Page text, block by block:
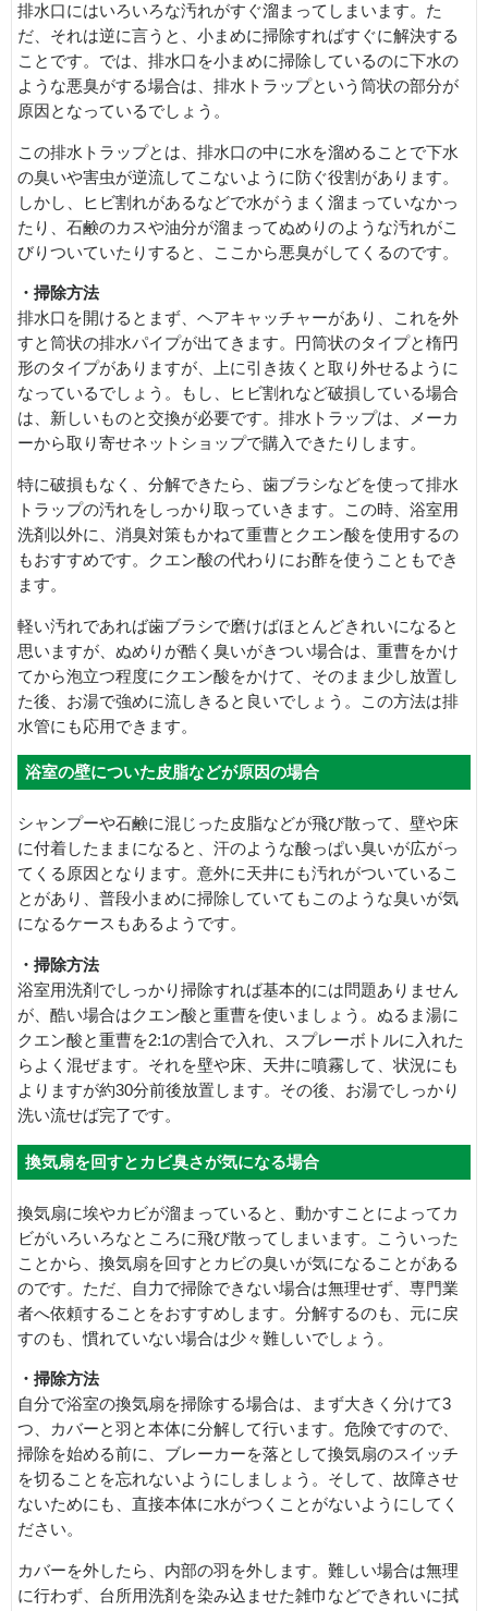
排水口にはいろいろな汚れがすぐ溜まってしまいます。た
だ、それは逆に言うと、小まめに掃除すればすぐに解決する
ことです。では、排水口を小まめに掃除しているのに下水の
ような悪臭がする場合は、排水トラップという筒状の部分が
原因となっているでしょう。
この排水トラップとは、排水口の中に水を溜めることで下水
の臭いや害虫が逆流してこないように防ぐ役割があります。
しかし、ヒビ割れがあるなどで水がうまく溜まっていなかっ
たり、石鹸のカスや油分が溜まってぬめりのような汚れがこ
びりついていたりすると、ここから悪臭がしてくるのです。
・掃除方法
排水口を開けるとまず、ヘアキャッチャーがあり、これを外
すと筒状の排水パイプが出てきます。円筒状のタイプと楕円
形のタイプがありますが、上に引き抜くと取り外せるように
なっているでしょう。もし、ヒビ割れなど破損している場合
は、新しいものと交換が必要です。排水トラップは、メーカ
ーから取り寄せネットショップで購入できたりします。
特に破損もなく、分解できたら、歯ブラシなどを使って排水
トラップの汚れをしっかり取っていきます。この時、浴室用
洗剤以外に、消臭対策もかねて重曹とクエン酸を使用するの
もおすすめです。クエン酸の代わりにお酢を使うこともでき
ます。
軽い汚れであれば歯ブラシで磨けばほとんどきれいになると
思いますが、ぬめりが酷く臭いがきつい場合は、重曹をかけ
てから泡立つ程度にクエン酸をかけて、そのまま少し放置し
た後、お湯で強めに流しきると良いでしょう。この方法は排
水管にも応用できます。
浴室の壁についた皮脂などが原因の場合
シャンプーや石鹸に混じった皮脂などが飛び散って、壁や床
に付着したままになると、汗のような酸っぱい臭いが広がっ
てくる原因となります。意外に天井にも汚れがついているこ
とがあり、普段小まめに掃除していてもこのような臭いが気
になるケースもあるようです。
・掃除方法
浴室用洗剤でしっかり掃除すれば基本的には問題ありません
が、酷い場合はクエン酸と重曹を使いましょう。ぬるま湯に
クエン酸と重曹を2:1の割合で入れ、スプレーボトルに入れた
らよく混ぜます。それを壁や床、天井に噴霧して、状況にも
よりますが約30分前後放置します。その後、お湯でしっかり
洗い流せば完了です。
換気扇を回すとカビ臭さが気になる場合
換気扇に埃やカビが溜まっていると、動かすことによってカ
ビがいろいろなところに飛び散ってしまいます。こういった
ことから、換気扇を回すとカビの臭いが気になることがある
のです。ただ、自力で掃除できない場合は無理せず、専門業
者へ依頼することをおすすめします。分解するのも、元に戻
すのも、慣れていない場合は少々難しいでしょう。
・掃除方法
自分で浴室の換気扇を掃除する場合は、まず大きく分けて3
つ、カバーと羽と本体に分解して行います。危険ですので、
掃除を始める前に、ブレーカーを落として換気扇のスイッチ
を切ることを忘れないようにしましょう。そして、故障させ
ないためにも、直接本体に水がつくことがないようにしてく
ださい。
カバーを外したら、内部の羽を外します。難しい場合は無理
に行わず、台所用洗剤を染み込ませた雑巾などできれいに拭